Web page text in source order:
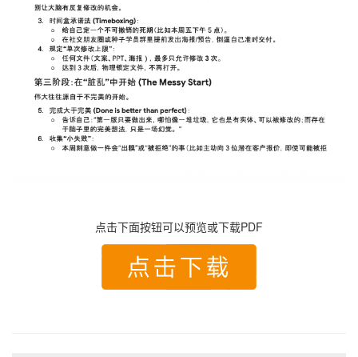
点击下面按钮可以预览或下载PDF